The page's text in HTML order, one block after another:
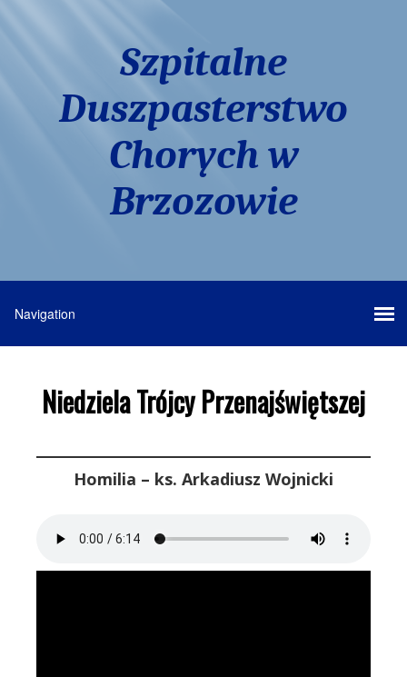
Szpitalne
Duszpasterstwo
Chorych w
Brzozowie
Niedziela Trójcy Przenajświętszej
Homilia – ks. Arkadiusz Wojnicki